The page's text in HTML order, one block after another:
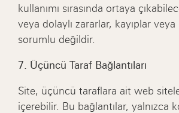
kullanımı sırasında ortaya
veya dolaylı zararlar, kayıplar
sorumlu değildir.
7. Üçüncü Taraf Bağlantıları
Site, üçüncü taraflara ait web
içerebilir. Bu bağlantılar, yalnızca